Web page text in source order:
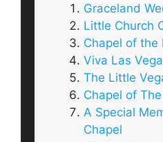
Graceland
Little Church
Chapel of the
Viva Las
The Little
Chapel of
A Special
Chapel